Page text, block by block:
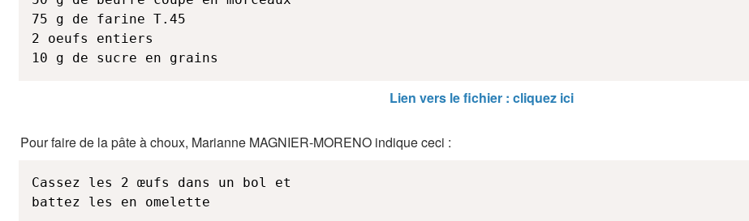
75 g de farine T.45
2 oeufs entiers
10 g de sucre en grains
Lien vers le fichier : cliquez ici
Pour faire de la pâte à choux, Marianne MAGNIER-MORENO indique ceci :
Cassez les 2 œufs dans un bol et
battez les en omelette